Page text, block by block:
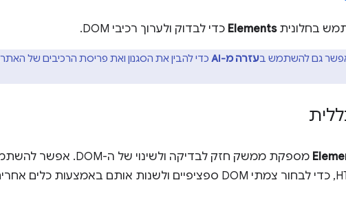
בחלוניתElements כדי לבדוק ולערוך רכיבי DOM.
גם להשתמש בעזרה מ-AI כדי להבין את הסגנון ואת פריסת הרכיבים של